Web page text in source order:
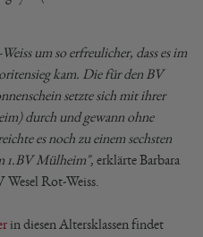
um so erfreulicher, dass es im
kam. Die für den BV
setzte sich mit ihrer
durch und gewann ohne
es noch zu einem sechsten
1.BV Mülheim", erklärte Barbara
Rot-Weiss.
in diesen Altersklassen findet